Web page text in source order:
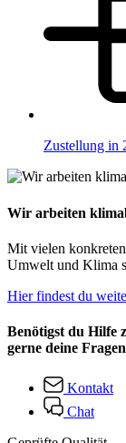
Zustellung in
Wir arbeiten
Mit vielen
Umwelt und Klima
Hier findest du
Benötigst du Hilfe
gerne deine
Kontakt
Chat